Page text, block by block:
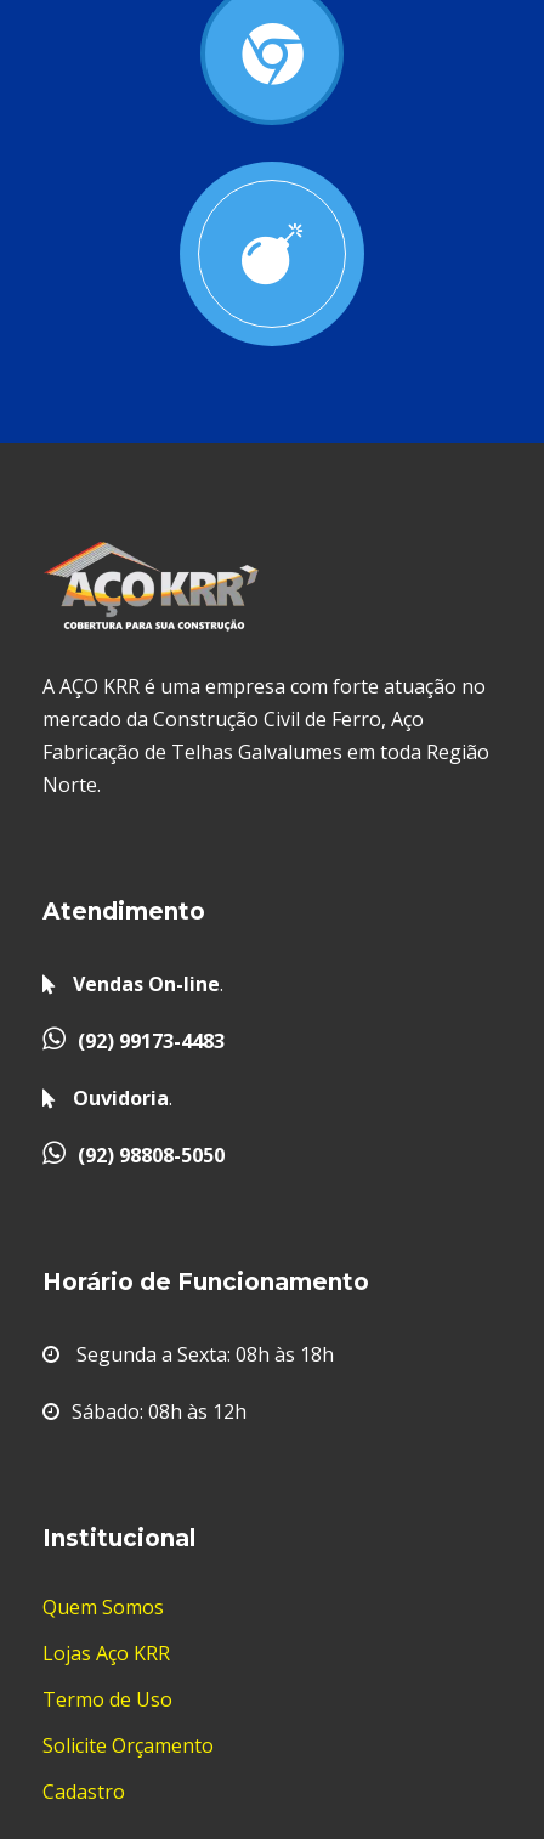
A AÇO KRR é uma empresa com forte atuação no
mercado da Construção Civil de Ferro, Aço
Fabricação de Telhas Galvalumes em toda Região
Norte.
Atendimento
Vendas On-line.
(92) 99173-4483
Ouvidoria.
(92) 98808-5050
Horário de Funcionamento
Segunda a Sexta: 08h às 18h
Sábado: 08h às 12h
Institucional
Quem Somos
Lojas Aço KRR
Termo de Uso
Solicite Orçamento
Cadastro